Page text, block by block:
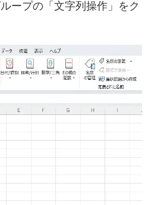
ープの「文字列操作」をク